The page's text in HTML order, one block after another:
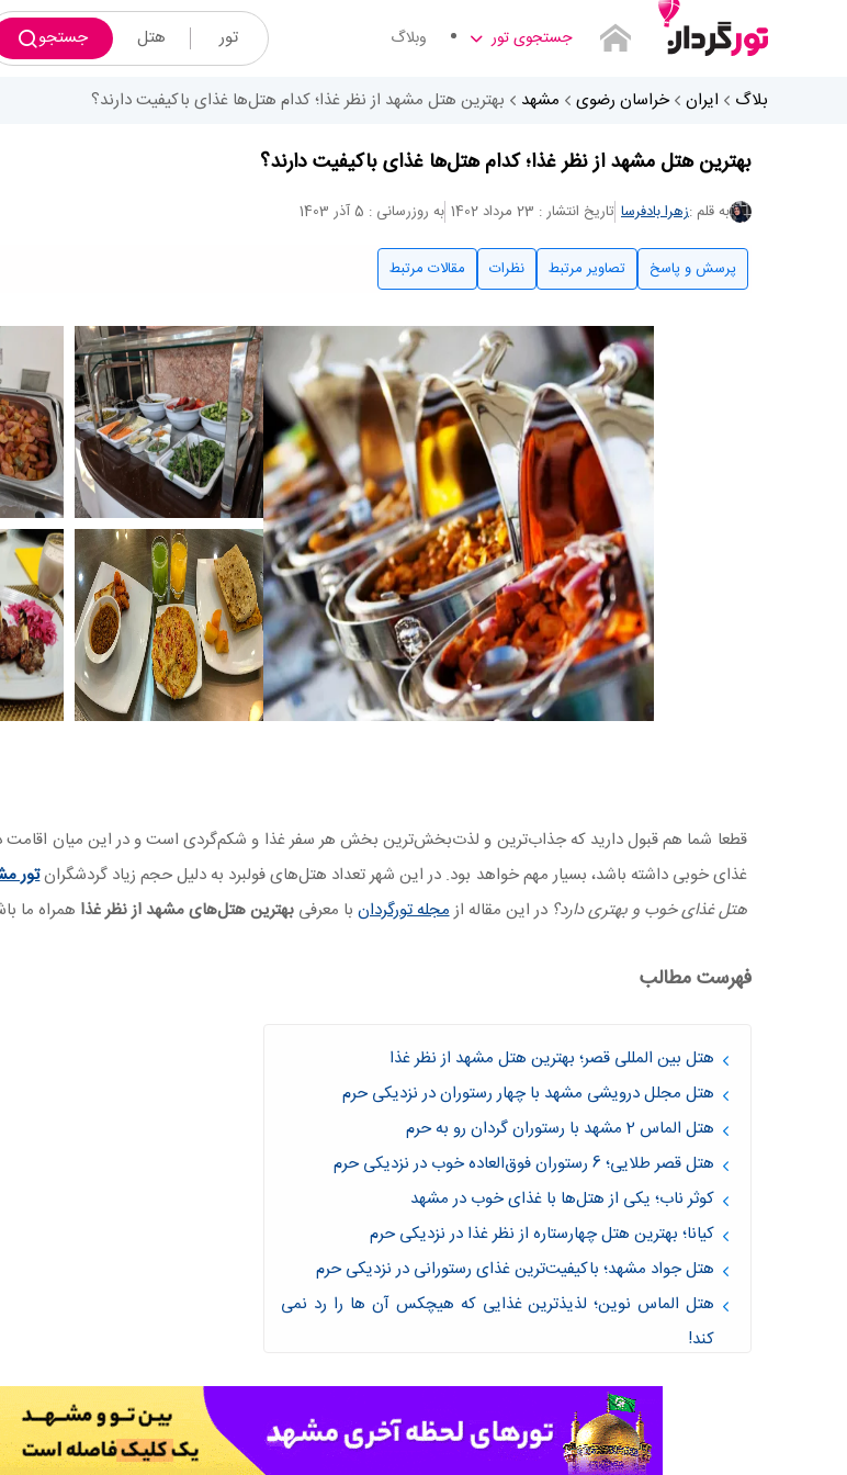
جستجوی تور وبلاگ تور هتل جستجو
بلاگ ایران خراسان رضوی مشهد بهترین هتل مشهد از نظر غذا؛ کدام هتل‌ها غذای باکیفیت دارند؟
بهترین هتل مشهد از نظر غذا؛ کدام هتل‌ها غذای باکیفیت دارند؟
به قلم :زهرا بادفرسا تاریخ انتشار : 23 مرداد 1402 به روزرسانی : 5 آذر 1403
پرسش و پاسخ تصاویر مرتبط نظرات مقالات مرتبط
قطعا شما هم قبول دارید که جذاب‌ترین و لذت‌بخش‌ترین بخش هر سفر غذا و شکم‌گردی است و در این میان
غذای خوبی داشته باشد، بسیار مهم خواهد بود. در این شهر تعداد هتل‌های فولبرد به دلیل حجم زیاد گردشگرانتور
هتل غذای خوب و بهتری دارد؟ در این مقاله ازمجله تورگردان با معرفیبهترین هتل‌های مشهد از نظر غذا همراه ما
فهرست مطالب
هتل بین المللی قصر؛ بهترین هتل‌ مشهد از نظر غذا
هتل مجلل درویشی مشهد با چهار رستوران در نزدیکی حرم
هتل الماس 2 مشهد با رستوران گردان رو به حرم
هتل قصر طلایی؛ 6 رستوران فوق‌العاده خوب در نزدیکی حرم
کوثر ناب؛ یکی از هتل‌ها با غذای خوب در مشهد
کیانا؛ بهترین هتل چهارستاره از نظر غذا در نزدیکی حرم
هتل جواد مشهد؛ باکیفیت‌ترین غذای رستورانی در نزدیکی حرم
هتل الماس نوین؛ لذیذترین غذایی که هیچکس آن ها را رد نمی
کند!